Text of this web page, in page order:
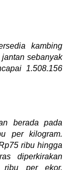
kambing
sebanyak
1.508.156
berada pada
per kilogram.
ribu hingga
diperkirakan
ribu per ekor,